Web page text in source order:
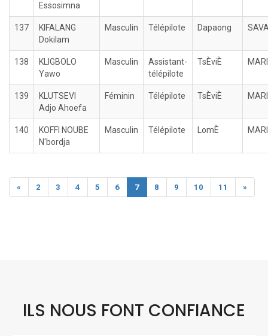
Essosimna
137
KIFALANG
Dokilam
Masculin Télépilote Dapaong
138
KLIGBOLO
Yawo
Masculin
Assistant-
télépilote
TsÈviÈ
139
KLUTSEVI
Adjo Ahoefa
Féminin Télépilote TsÈviÈ
140
KOFFI NOUBE
N'bordja
Masculin Télépilote LomÈ
« 2 3 4 5 6 7 8 9 10 11 »
ILS NOUS FONT CONFIANCE